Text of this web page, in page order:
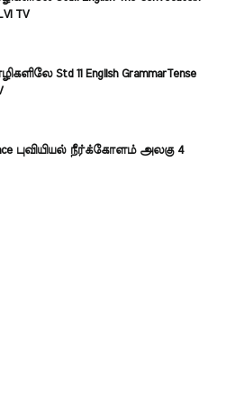
TV
Std 11 English GrammarTense
புவியியல் நீர்க்கோளம் அலகு 4